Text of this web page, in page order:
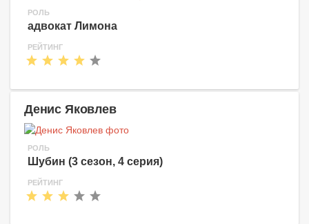
РОЛЬ
адвокат Лимона
РЕЙТИНГ
Денис Яковлев
РОЛЬ
Шубин (3 сезон, 4 серия)
РЕЙТИНГ